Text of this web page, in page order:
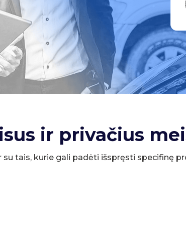
ir privačius
tais, kurie gali padėti išspręsti specifinę